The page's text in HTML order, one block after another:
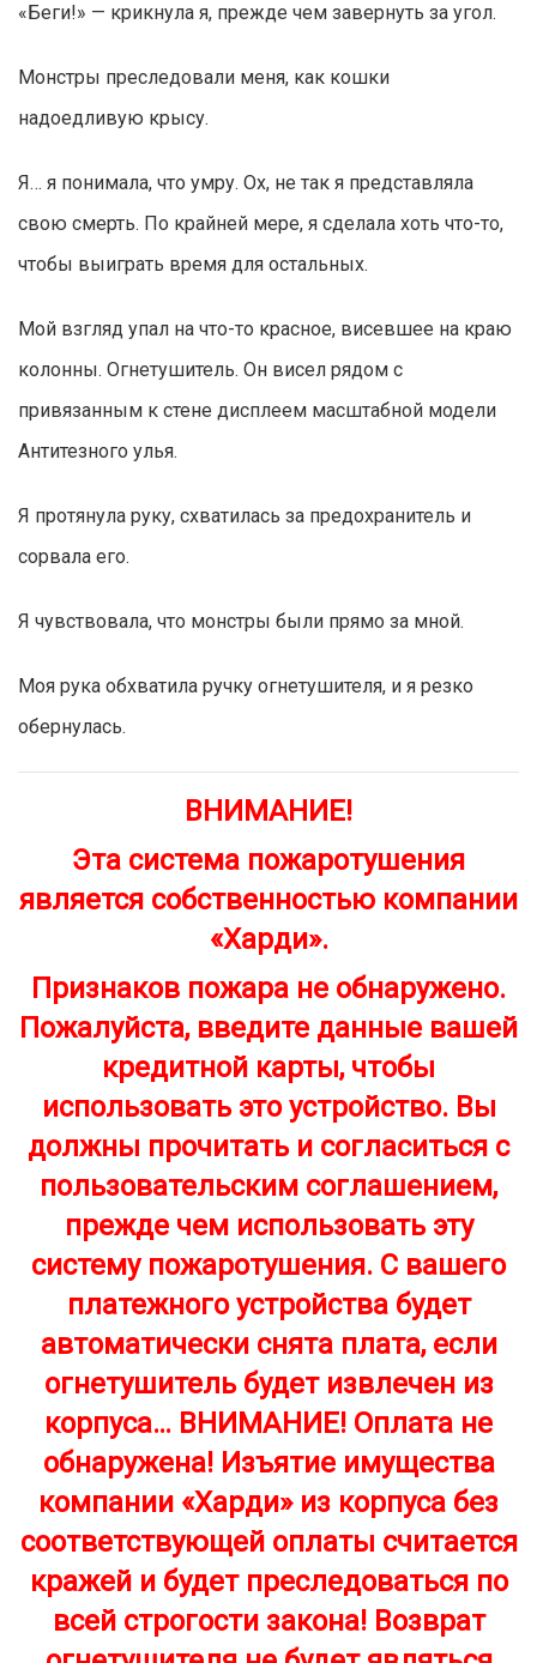
«Беги!» — крикнула я, прежде чем завернуть за угол.
Монстры преследовали меня, как кошки
надоедливую крысу.
Я… я понимала, что умру. Ох, не так я представляла
свою смерть. По крайней мере, я сделала хоть что-то,
чтобы выиграть время для остальных.
Мой взгляд упал на что-то красное, висевшее на краю
колонны. Огнетушитель. Он висел рядом с
привязанным к стене дисплеем масштабной модели
Антитезного улья.
Я протянула руку, схватилась за предохранитель и
сорвала его.
Я чувствовала, что монстры были прямо за мной.
Моя рука обхватила ручку огнетушителя, и я резко
обернулась.
ВНИМАНИЕ!
Эта система пожаротушения
является собственностью компании
«Харди».
Признаков пожара не обнаружено.
Пожалуйста, введите данные вашей
кредитной карты, чтобы
использовать это устройство. Вы
должны прочитать и согласиться с
пользовательским соглашением,
прежде чем использовать эту
систему пожаротушения. С вашего
платежного устройства будет
автоматически снята плата, если
огнетушитель будет извлечен из
корпуса… ВНИМАНИЕ! Оплата не
обнаружена! Изъятие имущества
компании «Харди» из корпуса без
соответствующей оплаты считается
кражей и будет преследоваться по
всей строгости закона! Возврат